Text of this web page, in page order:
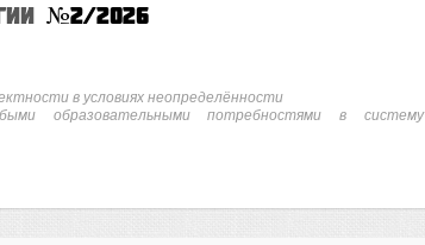
№2/2026
в условиях неопределённости
образовательными потребностями в систему